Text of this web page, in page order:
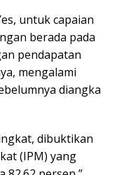
untuk capaian
berada pada
pendapatan
mengalami
diangka
dibuktikan
(IPM) yang